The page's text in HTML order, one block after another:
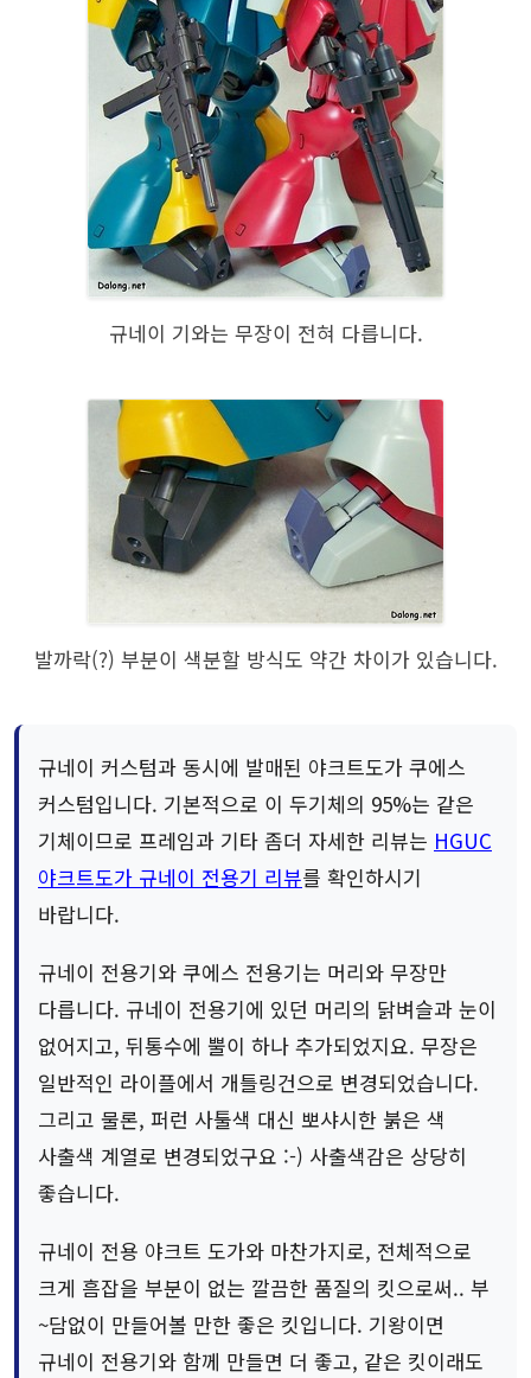
규네이 기와는 무장이 전혀 다릅니다.
발까락(?) 부분이 색분할 방식도 약간 차이가 있습니다.
규네이 커스텀과 동시에 발매된 야크트도가 쿠에스
커스텀입니다. 기본적으로 이 두기체의 95%는 같은
기체이므로 프레임과 기타 좀더 자세한 리뷰는 HGUC
야크트도가 규네이 전용기 리뷰를 확인하시기
바랍니다.
규네이 전용기와 쿠에스 전용기는 머리와 무장만
다릅니다. 규네이 전용기에 있던 머리의 닭벼슬과 눈이
없어지고, 뒤통수에 뿔이 하나 추가되었지요. 무장은
일반적인 라이플에서 개틀링건으로 변경되었습니다.
그리고 물론, 퍼런 사툴색 대신 뽀샤시한 붉은 색
사출색 계열로 변경되었구요 :-) 사출색감은 상당히
좋습니다.
규네이 전용 야크트 도가와 마찬가지로, 전체적으로
크게 흠잡을 부분이 없는 깔끔한 품질의 킷으로써.. 부
~담없이 만들어볼 만한 좋은 킷입니다. 기왕이면
규네이 전용기와 함께 만들면 더 좋고, 같은 킷이래도